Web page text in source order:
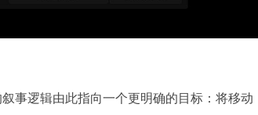
事逻辑由此指向一个更明确的目标：将移动